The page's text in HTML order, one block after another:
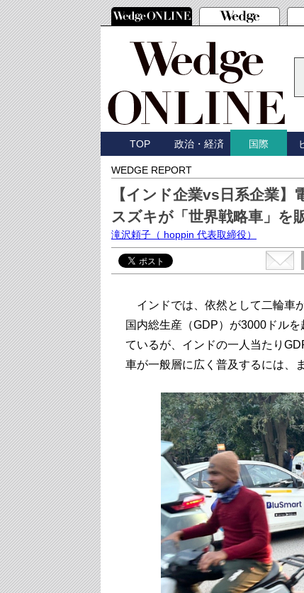
TOP 政治・経済 国際
WEDGE REPORT
【インド企業vs日系企業】
スズキが「世界戦略車」を
滝沢頼子 （ hoppin 代表取締役）
インドでは、依然として二輪車
国内総生産（GDP）が3000ドル
ているが、インドの一人当たり
車が一般層に広く普及するには、